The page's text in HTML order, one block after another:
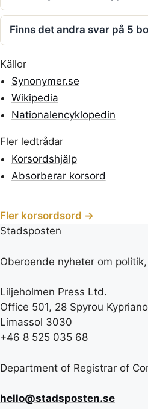
Finns det andra svar på 5
Källor
Synonymer.se
Wikipedia
Nationalencyklopedin
Fler ledtrådar
Korsordshjälp
Absorberar korsord
Fler korsordsord →
Stadsposten
Oberoende nyheter om
Liljeholmen Press Ltd.
Office 501, 28 Spyrou
Limassol 3030
+46 8 525 035 68
Department of Registrar of
hello@stadsposten.se